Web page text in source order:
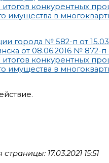
конкурентных
имущества в
города № 582-п от
от 08.06.2016 № 872-
конкурентных
имущества в
17.03.2021 15:51